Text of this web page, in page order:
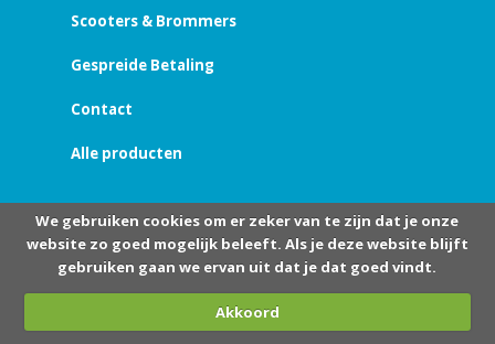
Scooters & Brommers
Gespreide Betaling
Contact
Alle producten
We gebruiken cookies om er zeker van te zijn dat je onze
website zo goed mogelijk beleeft. Als je deze website blijft
gebruiken gaan we ervan uit dat je dat goed vindt.
Akkoord